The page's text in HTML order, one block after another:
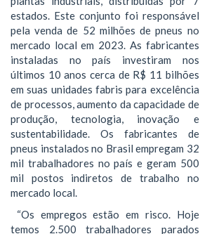
estados. Este conjunto foi responsável
pela venda de 52 milhões de pneus no
mercado local em 2023. As fabricantes
instaladas no país investiram nos
últimos 10 anos cerca de R$ 11 bilhões
em suas unidades fabris para excelência
de processos, aumento da capacidade de
produção, tecnologia, inovação e
sustentabilidade. Os fabricantes de
pneus instalados no Brasil empregam 32
mil trabalhadores no país e geram 500
mil postos indiretos de trabalho no
mercado local.
“Os empregos estão em risco. Hoje
temos 2.500 trabalhadores parados